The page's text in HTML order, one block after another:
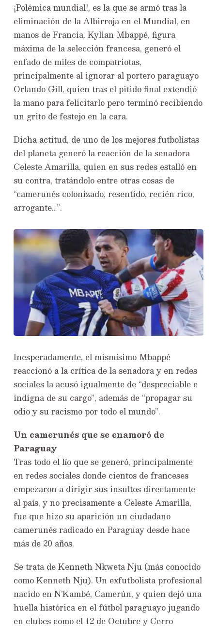
¡Polémica mundial!, es la que se armó tras la
eliminación de la Albirroja en el Mundial, en
manos de Francia. Kylian Mbappé, figura
máxima de la selección francesa, generó el
enfado de miles de compatriotas,
principalmente al ignorar al portero paraguayo
Orlando Gill, quien tras el pitido final extendió
la mano para felicitarlo pero terminó recibiendo
un grito de festejo en la cara.
Dicha actitud, de uno de los mejores futbolistas
del planeta generó la reacción de la senadora
Celeste Amarilla, quien en sus redes estalló en
su contra, tratándolo entre otras cosas de
“camerunés colonizado, resentido, recién rico,
arrogante…”.
Inesperadamente, el mismísimo Mbappé
reaccionó a la crítica de la senadora y en redes
sociales la acusó igualmente de “despreciable e
indigna de su cargo”, además de “propagar su
odio y su racismo por todo el mundo”.
Un camerunés que se enamoró de
Paraguay
Tras todo el lío que se generó, principalmente
en redes sociales donde cientos de franceses
empezaron a dirigir sus insultos directamente
al país, y no precisamente a Celeste Amarilla,
fue que hizo su aparición un ciudadano
camerunés radicado en Paraguay desde hace
más de 20 años.
Se trata de Kenneth Nkweta Nju (más conocido
como Kenneth Nju). Un exfutbolista profesional
nacido en N’Kambé, Camerún, y quien dejó una
huella histórica en el fútbol paraguayo jugando
en clubes como el 12 de Octubre y Cerro